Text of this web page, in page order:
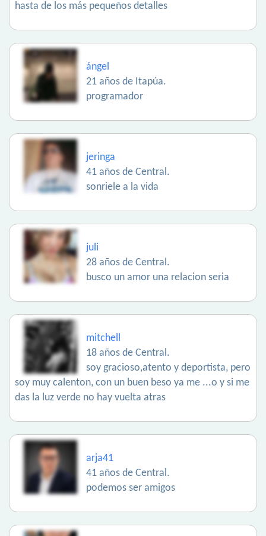
hasta de los más pequeños detalles
ángel
21 años de Itapúa.
programador
jeringa
41 años de Central.
sonriele a la vida
juli
28 años de Central.
busco un amor una relacion seria
mitchell
18 años de Central.
soy gracioso,atento y deportista, pero
soy muy calenton, con un buen beso ya me ...o y si me
das la luz verde no hay vuelta atras
arja41
41 años de Central.
podemos ser amigos